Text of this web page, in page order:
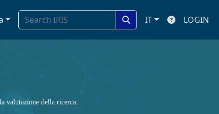
IT LOGIN
valutazione della ricerca.